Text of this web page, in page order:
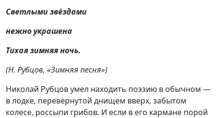
Светлыми звёздами
нежно украшена
Тихая зимняя ночь.
(Н. Рубцов, «Зимняя песня»)
Николай Рубцов умел находить поэзию в обычном —
в лодке, перевёрнутой днищем вверх, забытом
колесе, россыпи грибов. И если в его кармане порой